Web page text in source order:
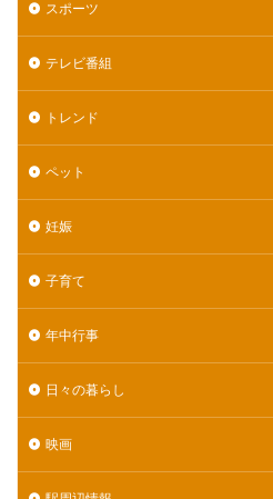
スポーツ
テレビ番組
トレンド
ペット
妊娠
子育て
年中行事
日々の暮らし
映画